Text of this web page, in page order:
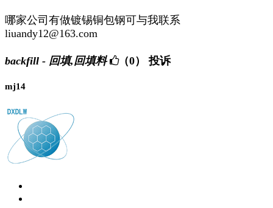
哪家公司有做镀锡铜包钢可与我联系
liuandy12@163.com
backfill - 回填,回填料 （0） 投诉
mj14